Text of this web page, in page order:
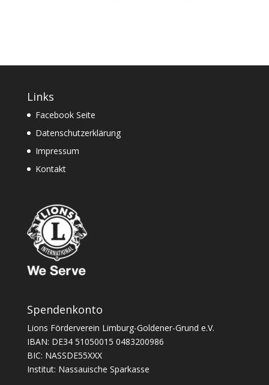
Links
Facebook Seite
Datenschutzerklärung
Impressum
Kontakt
Spendenkonto
Lions Förderverein Limburg-Goldener-Grund e.V.
IBAN: DE34 51050015 0483200986
BIC: NASSDE55XXX
Institut: Nassauische Sparkasse